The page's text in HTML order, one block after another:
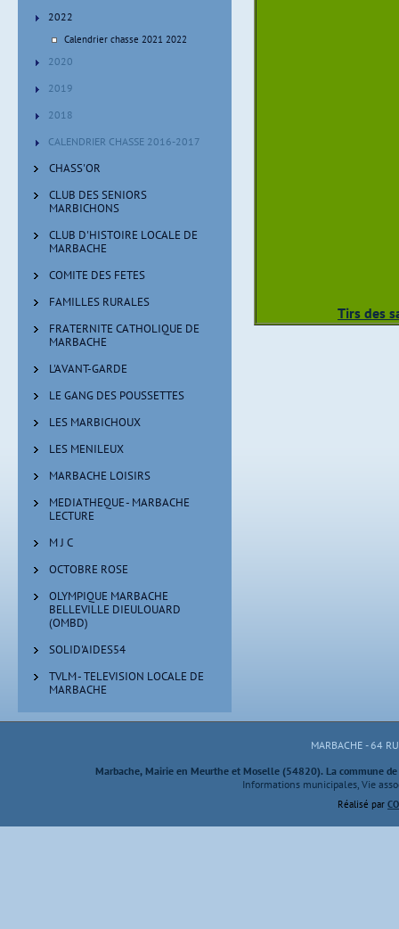
2022
Calendrier chasse 2021 2022
2020
2019
2018
CALENDRIER CHASSE 2016-2017
CHASS'OR
CLUB DES SENIORS
MARBICHONS
CLUB D'HISTOIRE LOCALE DE
MARBACHE
COMITE DES FETES
FAMILLES RURALES
FRATERNITE CATHOLIQUE DE
MARBACHE
L'AVANT-GARDE
LE GANG DES POUSSETTES
LES MARBICHOUX
LES MENILEUX
MARBACHE LOISIRS
MEDIATHEQUE - MARBACHE
LECTURE
M J C
OCTOBRE ROSE
OLYMPIQUE MARBACHE
BELLEVILLE DIEULOUARD
(OMBD)
SOLID'AIDES54
TVLM - TELEVISION LOCALE DE
MARBACHE
Tirs des
MARBACHE - 64
Marbache, Mairie en Meurthe et Moselle (54820). La commune
Informations municipales, Vie
Réalisé par